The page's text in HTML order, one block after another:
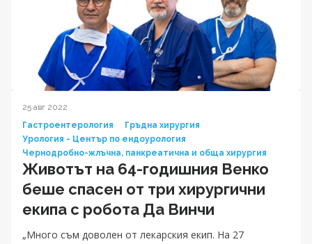
25 авг 2022
Гастроентерология
Гръдна хирургия
Урология - Център по ендоурология
Чернодробно-жлъчна, панкреатична и обща хирургия
Животът на 64-годишния Венко
беше спасен от три хирургични
екипа с робота Да Винчи
„Много съм доволен от лекарския екип. На 27